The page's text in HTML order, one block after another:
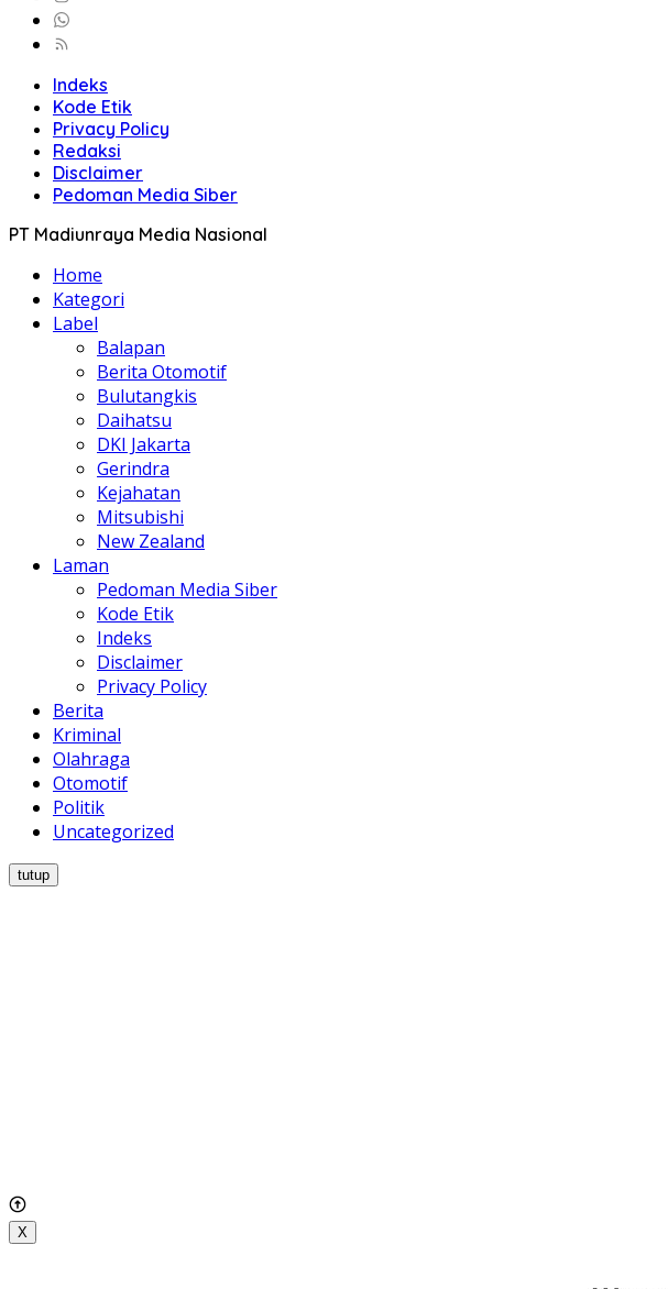
Indeks
Kode Etik
Privacy Policy
Redaksi
Disclaimer
Pedoman Media Siber
PT Madiunraya Media Nasional
Home
Kategori
Label
Balapan
Berita Otomotif
Bulutangkis
Daihatsu
DKI Jakarta
Gerindra
Kejahatan
Mitsubishi
New Zealand
Laman
Pedoman Media Siber
Kode Etik
Indeks
Disclaimer
Privacy Policy
Berita
Kriminal
Olahraga
Otomotif
Politik
Uncategorized
tutup
X